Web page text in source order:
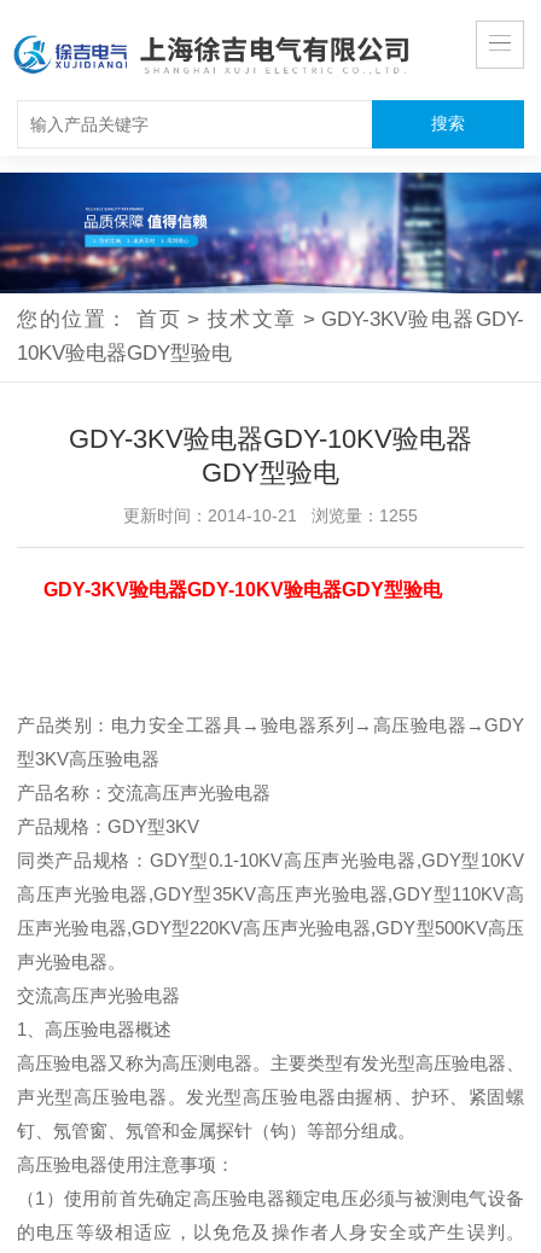
您的位置：首页 > 技术文章 > GDY-3KV验电器GDY-
10KV验电器GDY型验电
GDY-3KV验电器GDY-10KV验电器
GDY型验电
更新时间：2014-10-21 浏览量：1255
GDY-3KV验电器GDY-10KV验电器GDY型验电
产品类别：电力安全工器具→验电器系列→高压验电器→GDY
型3KV高压验电器
产品名称：交流高压声光验电器
产品规格：GDY型3KV
同类产品规格：GDY型0.1-10KV高压声光验电器,GDY型10KV
高压声光验电器,GDY型35KV高压声光验电器,GDY型110KV高
压声光验电器,GDY型220KV高压声光验电器,GDY型500KV高压
声光验电器。
交流高压声光验电器
1、高压验电器概述
高压验电器又称为高压测电器。主要类型有发光型高压验电器、
声光型高压验电器。发光型高压验电器由握柄、护环、紧固螺
钉、氖管窗、氖管和金属探针（钩）等部分组成。
高压验电器使用注意事项：
（1）使用前首先确定高压验电器额定电压必须与被测电气设备
的电压等级相适应，以免危及操作者人身安全或产生误判。